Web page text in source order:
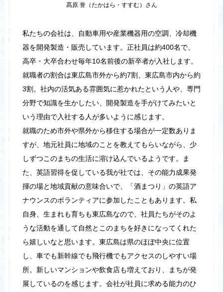
髙原 誉（たかはら・すすむ）さん
私たちの会社は、自動車用や産業機器用の空調、冷却機
器を開発製造・販売しています。正社員は約400名で、
高卒・大卒合わせ毎年10名前後の新卒者が入社します。
就職者の割合は東広島市外から約7割、東広島市内から約
3割。社内の活気ある雰囲気に惹かれたという人や、専門
分野で知識を生かしたい、開発製造を手がけてみたいと
いう理由で入社する人が多いように感じます。
就職のため市外や県外から移住する場合が一定数ありま
すが、地元社員に地域のことを教えてもらいながら、少
しずつこのまちの生活に溶け込んでいるようです。ま
た、英語習得を促している我が社では、その能力成果発
揮の場と地域貢献の意味合いで、「酒まつり」の英語ア
ナウンスのボランティアに参加したこともあります。私
自身、生まれも育ちも東広島なので、社員たちがそのよ
うな活動を通して自然とこのまちを好きになってくれた
ら嬉しいなと思います。東広島は県のほぼ中央に位置
し、車でも新幹線でも飛行機でもアクセスのしやすい場
所。新しいマンションや飲食店も増えており、まちが発
展しているのを感じます。会社が社員に求める能力のひ